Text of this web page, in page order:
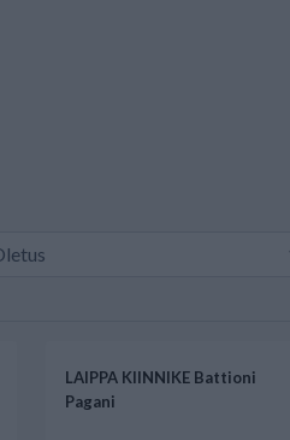
LAIPPA KIINNIKE Battioni
Pagani